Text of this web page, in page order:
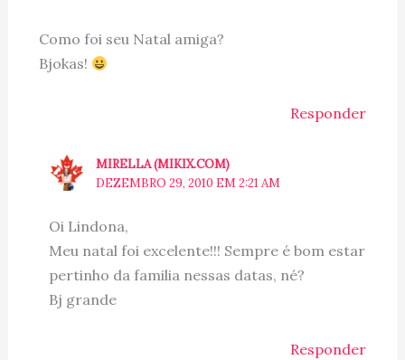
Como foi seu Natal amiga?
Bjokas!
Responder
MIRELLA (MIKIX.COM)
DEZEMBRO 29, 2010 EM 2:21 AM
Oi Lindona,
Meu natal foi excelente!!! Sempre é bom estar
pertinho da familia nessas datas, né?
Bj grande
Responder